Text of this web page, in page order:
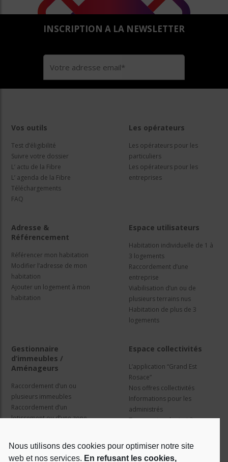
Nous utilisons des cookies pour optimiser notre site
web et nos services. En refusant les cookies,
INSCRIPTION A LA NEWSLETTER
Vos outils
Test d’éligibilité
Suivre votre dossier
L’ actu de la Fibre
L’ agenda de la Fibre
Téléchargements
FAQ
Les opérateurs
Les opérateurs pour les
particuliers
Les opérateurs pour les
entreprises
Adresse &
Référencement
Référencer mon habitation
Modifier l’adresse de mon
habitation
Ajouter un logement à mon
habitation
Espace utilisateurs
Habitation individuelle de 1 à
3 logements
Raccordement d’une
entreprise
Viabilisation d’un ou de
plusieurs terrains nus
Habitation de plus de 3
logements
Gestionnaire
d’immeubles /
Aménageurs
Raccordement d’un ou
plusieurs immeubles
Raccordement d’un
lotissement ou d’une zone
Espace collectivités
L’application “Grand Est
Rosace”
Nos offres collectivités
Informations pour les
administrés
Travaux et cadre juridique